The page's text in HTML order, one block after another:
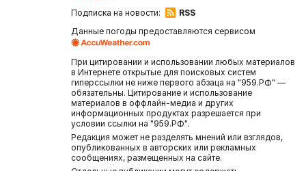
Подписка на новости:
RSS
Данные погоды предоставляются сервисом
При цитировании и использовании любых материалов
в Интернете открытые для поисковых систем
гиперссылки не ниже первого абзаца на "959.РФ" —
обязательны. Цитирование и использование
материалов в оффлайн-медиа и других
информационных продуктах разрешается при
условии ссылки на "959.РФ".
Редакция может не разделять мнений или взглядов,
опубликованных в авторских или рекламных
сообщениях, размещенных на сайте.